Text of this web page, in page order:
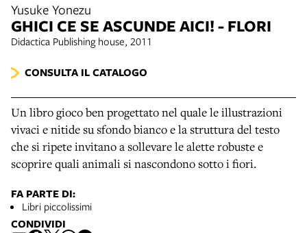
Yusuke Yonezu
GHICI CE SE ASCUNDE AICI! - FLORI
Didactica Publishing house, 2011
CONSULTA IL CATALOGO
Un libro gioco ben progettato nel quale le illustrazioni
vivaci e nitide su sfondo bianco e la struttura del testo
che si ripete invitano a sollevare le alette robuste e
scoprire quali animali si nascondono sotto i fiori.
FA PARTE DI:
Libri piccolissimi
CONDIVIDI